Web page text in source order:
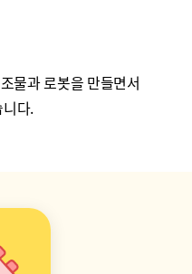
물과 로봇을 만들면서
다.